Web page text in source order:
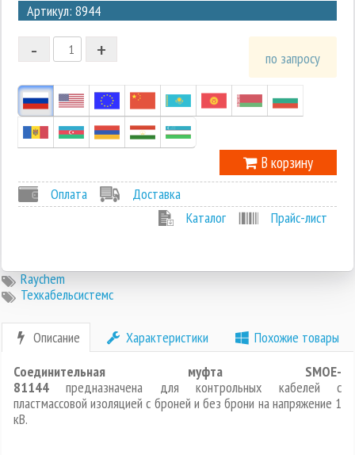
Артикул: 8944
2
1
-1
+
- по запросу
В корзину
Оплата
Доставка
Каталог
Прайс-лист
Raychem
Техкабельсистемс
Описание Характеристики
Похожие товары
Соединительная муфта SMOE-
81144 предназначена для контрольных кабелей с
пластмассовой изоляцией с броней и без брони на напряжение 1
кВ.